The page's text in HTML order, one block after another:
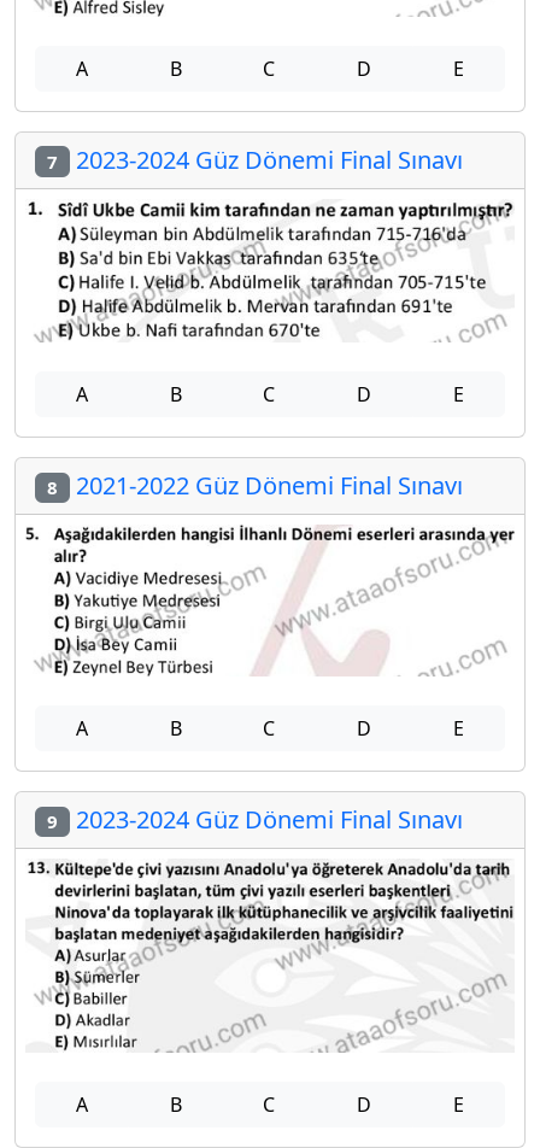
A B C D E
7 2023-2024 Güz Dönemi Final Sınavı
A B C D E
8 2021-2022 Güz Dönemi Final Sınavı
A B C D E
9 2023-2024 Güz Dönemi Final Sınavı
A B C D E